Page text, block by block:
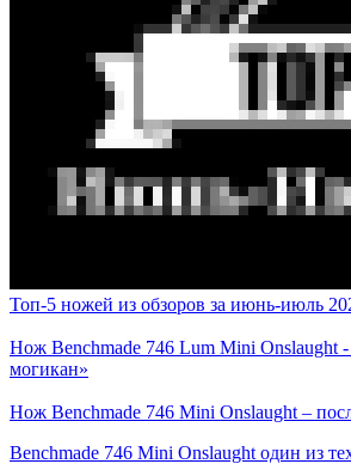
Топ-5 ножей из обзоров за июнь-июль
Нож Benchmade 746 Lum Mini Onslaught
могикан»
​Нож Benchmade 746 Mini Onslaught –
Benchmade 746 Mini Onslaught один из